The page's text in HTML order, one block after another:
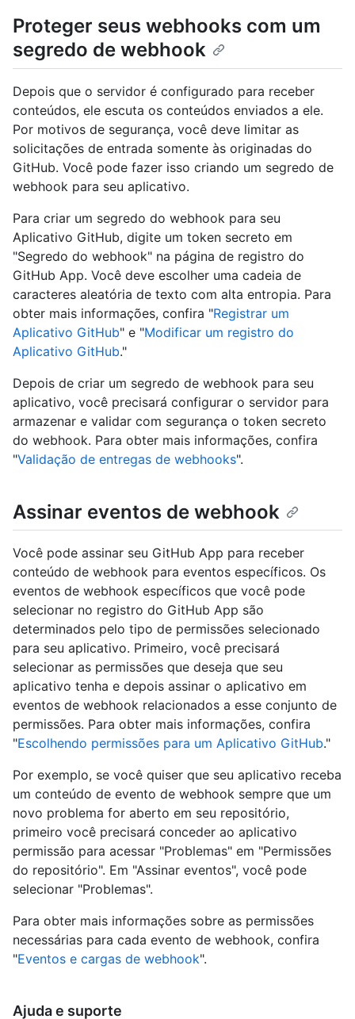
Proteger seus webhooks com um
segredo de webhook
Depois que o servidor é configurado para receber
conteúdos, ele escuta os conteúdos enviados a ele.
Por motivos de segurança, você deve limitar as
solicitações de entrada somente às originadas do
GitHub. Você pode fazer isso criando um segredo de
webhook para seu aplicativo.
Para criar um segredo do webhook para seu
Aplicativo GitHub, digite um token secreto em
"Segredo do webhook" na página de registro do
GitHub App. Você deve escolher uma cadeia de
caracteres aleatória de texto com alta entropia. Para
obter mais informações, confira "Registrar um
Aplicativo GitHub" e "Modificar um registro do
Aplicativo GitHub."
Depois de criar um segredo de webhook para seu
aplicativo, você precisará configurar o servidor para
armazenar e validar com segurança o token secreto
do webhook. Para obter mais informações, confira
"Validação de entregas de webhooks".
Assinar eventos de webhook
Você pode assinar seu GitHub App para receber
conteúdo de webhook para eventos específicos. Os
eventos de webhook específicos que você pode
selecionar no registro do GitHub App são
determinados pelo tipo de permissões selecionado
para seu aplicativo. Primeiro, você precisará
selecionar as permissões que deseja que seu
aplicativo tenha e depois assinar o aplicativo em
eventos de webhook relacionados a esse conjunto de
permissões. Para obter mais informações, confira
"Escolhendo permissões para um Aplicativo GitHub."
Por exemplo, se você quiser que seu aplicativo receba
um conteúdo de evento de webhook sempre que um
novo problema for aberto em seu repositório,
primeiro você precisará conceder ao aplicativo
permissão para acessar "Problemas" em "Permissões
do repositório". Em "Assinar eventos", você pode
selecionar "Problemas".
Para obter mais informações sobre as permissões
necessárias para cada evento de webhook, confira
"Eventos e cargas de webhook".
Ajuda e suporte